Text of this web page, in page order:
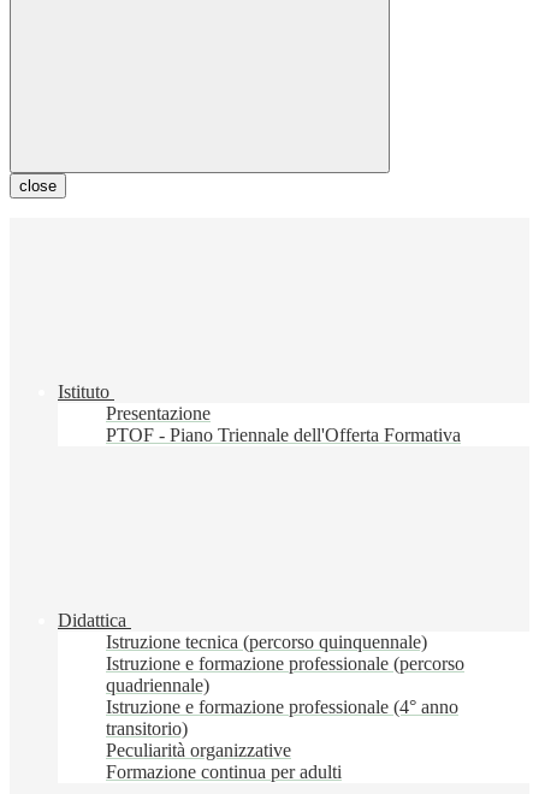
close
Istituto
Presentazione
PTOF - Piano Triennale dell'Offerta Formativa
Didattica
Istruzione tecnica (percorso quinquennale)
Istruzione e formazione professionale (percorso
quadriennale)
Istruzione e formazione professionale (4° anno
transitorio)
Peculiarità organizzative
Formazione continua per adulti